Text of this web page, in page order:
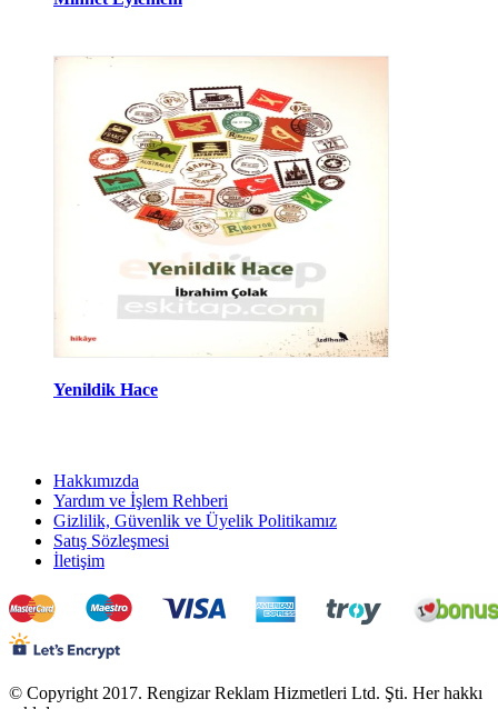
Yenildik Hace
Hakkımızda
Yardım ve İşlem Rehberi
Gizlilik, Güvenlik ve Üyelik Politikamız
Satış Sözleşmesi
İletişim
© Copyright 2017. Rengizar Reklam Hizmetleri Ltd. Şti. Her hakkı